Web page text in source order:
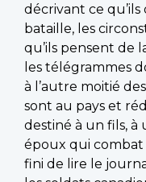
décrivant ce
bataille, les
qu’ils pensent de
les télégrammes
à l’autre moitié
sont au pays et
destiné à un fils,
époux qui combat
fini de lire le